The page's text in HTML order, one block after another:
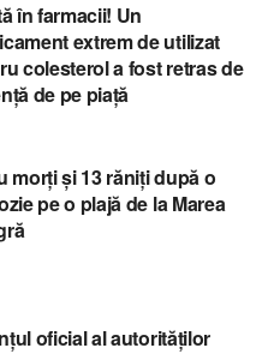
în farmacii! Un
extrem de utilizat
colesterol a fost retras de
de pe piață
morți și 13 răniți după o
pe o plajă de la Marea
oficial al autorităților